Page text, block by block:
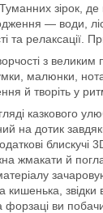
зірок, де
— води,
та релаксації.
з
малюнки,
й творіть у
казкового
на дотик
жмакати й
кишенька,
ви